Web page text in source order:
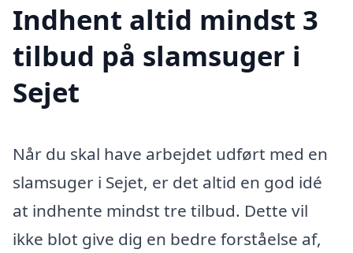
Indhent altid mindst 3
tilbud på slamsuger i
Sejet
Når du skal have arbejdet udført med en
slamsuger i Sejet, er det altid en god idé
at indhente mindst tre tilbud. Dette vil
ikke blot give dig en bedre forståelse af,